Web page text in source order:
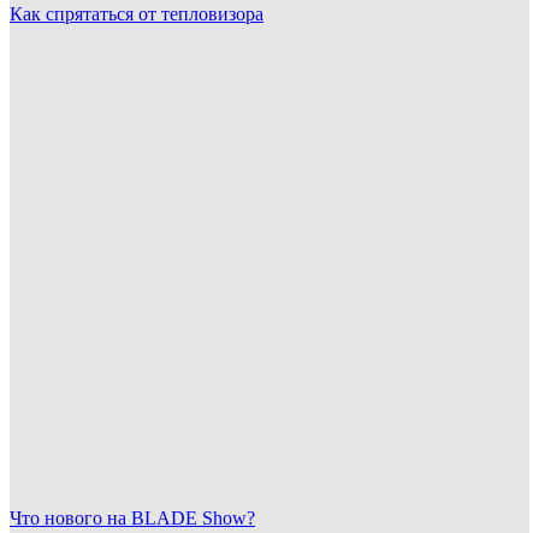
Как спрятаться от тепловизора
Что нового на BLADE Show?